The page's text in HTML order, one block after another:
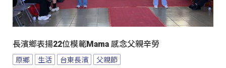
長濱鄉表揚22位模範Mama 感念父親辛勞
原鄉 生活 台東長濱 父親節